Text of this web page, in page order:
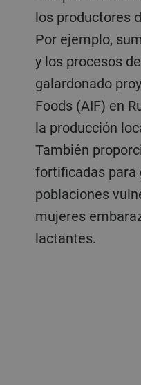
los productores
Por ejemplo,
y los procesos
galardonado
Foods (AIF) en
la producción
También
fortificadas para
poblaciones
mujeres
lactantes.